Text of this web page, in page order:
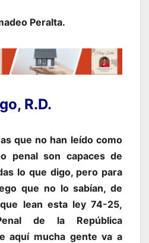
Peralta.
R.D.
que no han leído como
penal son capaces de
lo que digo, pero para
que no lo sabían, de
lean esta ley 74-25,
de la República
aquí mucha gente va a